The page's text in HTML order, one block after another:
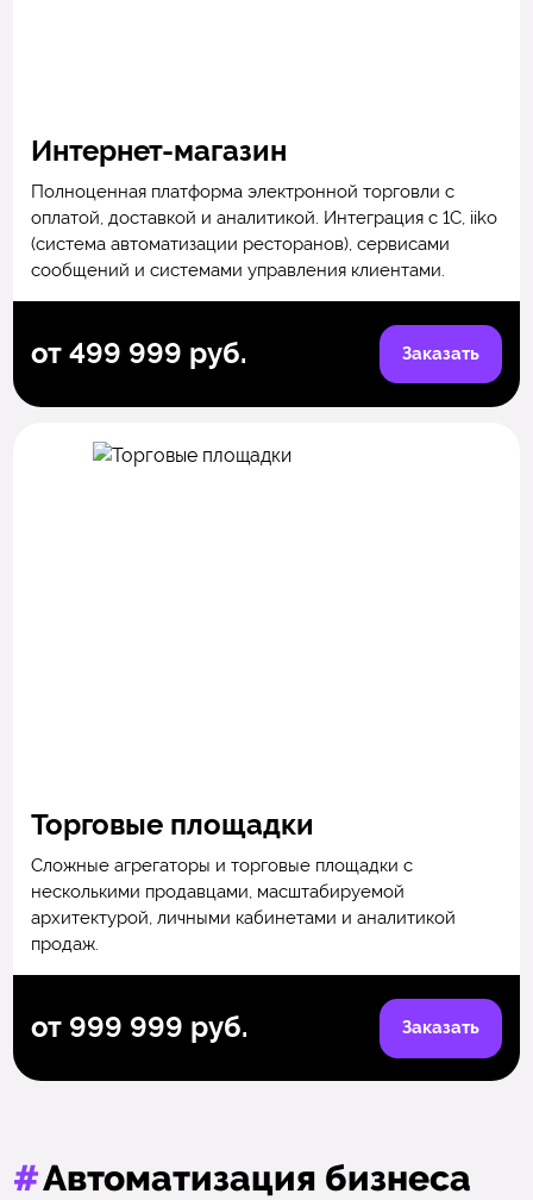
Интернет-магазин
Полноценная платформа электронной торговли с
оплатой, доставкой и аналитикой. Интеграция с 1С, iiko
(система автоматизации ресторанов), сервисами
сообщений и системами управления клиентами.
от 499 999 руб. Заказать
Торговые площадки
Сложные агрегаторы и торговые площадки с
несколькими продавцами, масштабируемой
архитектурой, личными кабинетами и аналитикой
продаж.
от 999 999 руб. Заказать
#Автоматизация бизнеса